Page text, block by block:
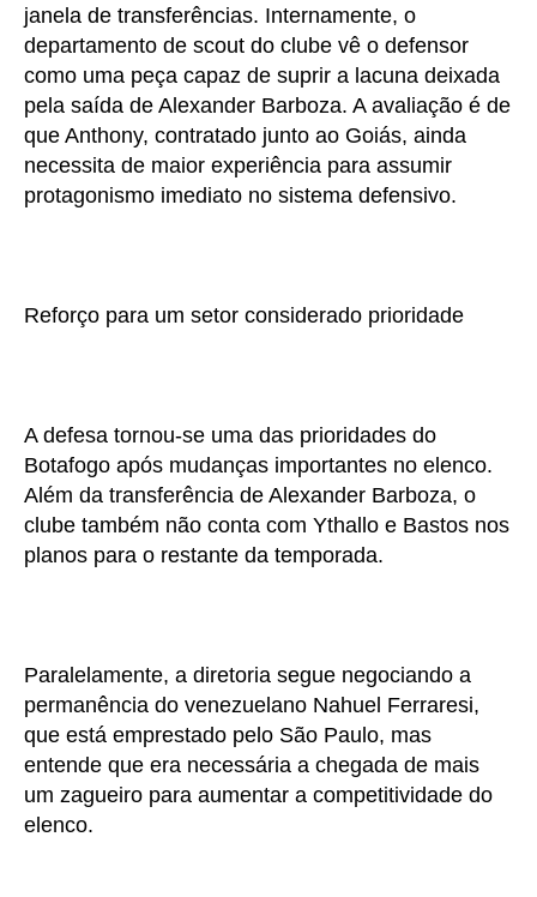
janela de transferências. Internamente, o
departamento de scout do clube vê o defensor
como uma peça capaz de suprir a lacuna deixada
pela saída de Alexander Barboza. A avaliação é de
que Anthony, contratado junto ao Goiás, ainda
necessita de maior experiência para assumir
protagonismo imediato no sistema defensivo.
Reforço para um setor considerado prioridade
A defesa tornou-se uma das prioridades do
Botafogo após mudanças importantes no elenco.
Além da transferência de Alexander Barboza, o
clube também não conta com Ythallo e Bastos nos
planos para o restante da temporada.
Paralelamente, a diretoria segue negociando a
permanência do venezuelano Nahuel Ferraresi,
que está emprestado pelo São Paulo, mas
entende que era necessária a chegada de mais
um zagueiro para aumentar a competitividade do
elenco.